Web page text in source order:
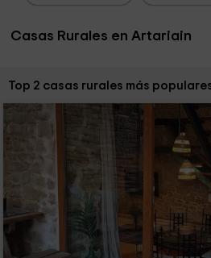
Casas Rurales en Artariain
Ordenar por:
Top 2 casas rurales más